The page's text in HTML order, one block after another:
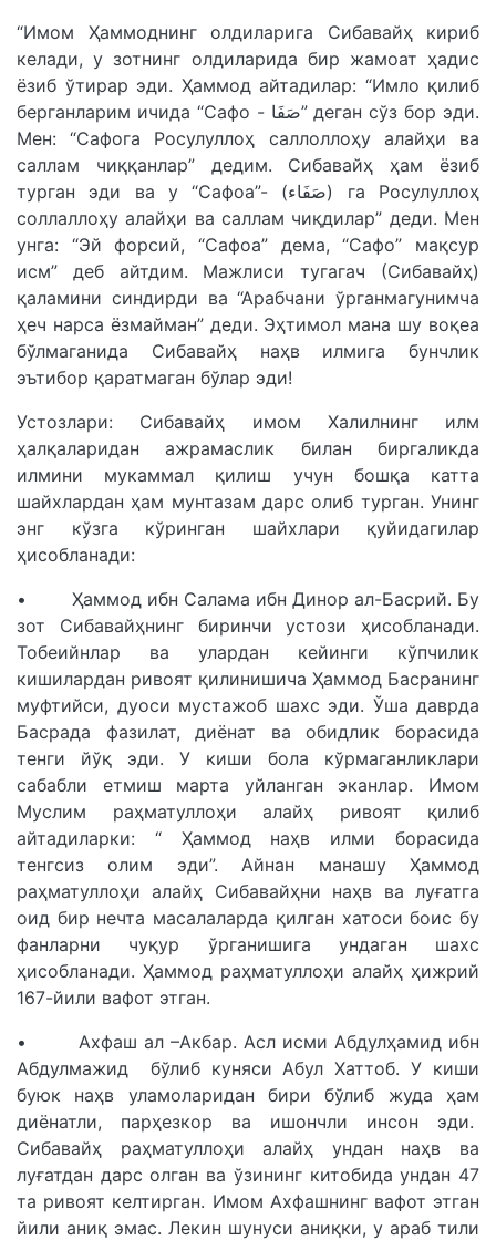
“Имом Ҳаммоднинг олдиларига Сибавайҳ кириб
келади, у зотнинг олдиларида бир жамоат ҳадис
ёзиб ўтирар эди. Ҳаммод айтадилар: “Имло қилиб
берганларим ичида “Сафо - صَفَا” деган сўз бор эди.
Мен: “Сафога Росулуллоҳ саллоллоҳу алайҳи ва
саллам чиққанлар” дедим. Сибавайҳ ҳам ёзиб
турган эди ва у “Сафоа”- (صَفَاء) га Росулуллоҳ
соллаллоҳу алайҳи ва саллам чиқдилар” деди. Мен
унга: “Эй форсий, “Сафоа” дема, “Сафо” мақсур
исм” деб айтдим. Мажлиси тугагач (Сибавайҳ)
қаламини синдирди ва “Арабчани ўрганмагунимча
ҳеч нарса ёзмайман” деди. Эҳтимол мана шу воқеа
бўлмаганида Сибавайҳ наҳв илмига бунчлик
эътибор қаратмаган бўлар эди!
Устозлари: Сибавайҳ имом Халилнинг илм
ҳалқаларидан ажрамаслик билан биргаликда
илмини мукаммал қилиш учун бошқа катта
шайхлардан ҳам мунтазам дарс олиб турган. Унинг
энг кўзга кўринган шайхлари қуйидагилар
ҳисобланади:
• Ҳаммод ибн Салама ибн Динор ал-Басрий. Бу
зот Сибавайҳнинг биринчи устози ҳисобланади.
Тобеийнлар ва улардан кейинги кўпчилик
кишилардан ривоят қилинишича Ҳаммод Басранинг
муфтийси, дуоси мустажоб шахс эди. Ўша даврда
Басрада фазилат, диёнат ва обидлик борасида
тенги йўқ эди. У киши бола кўрмаганликлари
сабабли етмиш марта уйланган эканлар. Имом
Муслим раҳматуллоҳи алайҳ ривоят қилиб
айтадиларки: “ Ҳаммод наҳв илми борасида
тенгсиз олим эди”. Айнан манашу Ҳаммод
раҳматуллоҳи алайҳ Сибавайҳни наҳв ва луғатга
оид бир нечта масалаларда қилган хатоси боис бу
фанларни чуқур ўрганишига ундаган шахс
ҳисобланади. Ҳаммод раҳматуллоҳи алайҳ ҳижрий
167-йили вафот этган.
• Ахфаш ал –Акбар. Асл исми Абдулҳамид ибн
Абдулмажид бўлиб куняси Абул Хаттоб. У киши
буюк наҳв уламоларидан бири бўлиб жуда ҳам
диёнатли, парҳезкор ва ишончли инсон эди.
Сибавайҳ раҳматуллоҳи алайҳ ундан наҳв ва
луғатдан дарс олган ва ўзининг китобида ундан 47
та ривоят келтирган. Имом Ахфашнинг вафот этган
йили аниқ эмас. Лекин шунуси аниқки, у араб тили